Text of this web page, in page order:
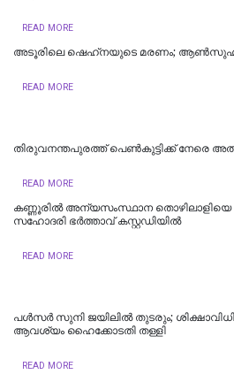
READ MORE
അടൂരിലെ ഷെഹ്‌നയുടെ മരണം;
READ MORE
തിരുവനന്തപുരത്ത് പെൺകുട്ടിക്ക് നേരെ
READ MORE
കണ്ണൂരിൽ അന്യസംസ്ഥാന
സഹോദരി ഭർത്താവ് കസ്റ്റഡിയിൽ
READ MORE
പള്‍സര്‍ സുനി ജയിലില്‍ തുടരും; ശിക്ഷാവിധി
ആവശ്യം ഹൈക്കോടതി തള്ളി
READ MORE